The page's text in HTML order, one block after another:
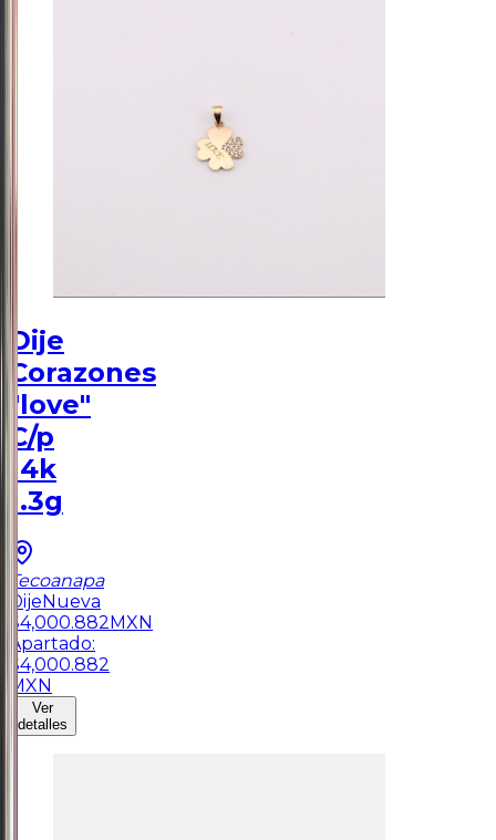
Dije
Corazones
"love"
C/p
14k
1.3g
Tecoanapa
DijeNueva
$4,000.882MXN
Apartado:
$4,000.882
MXN
Ver
detalles